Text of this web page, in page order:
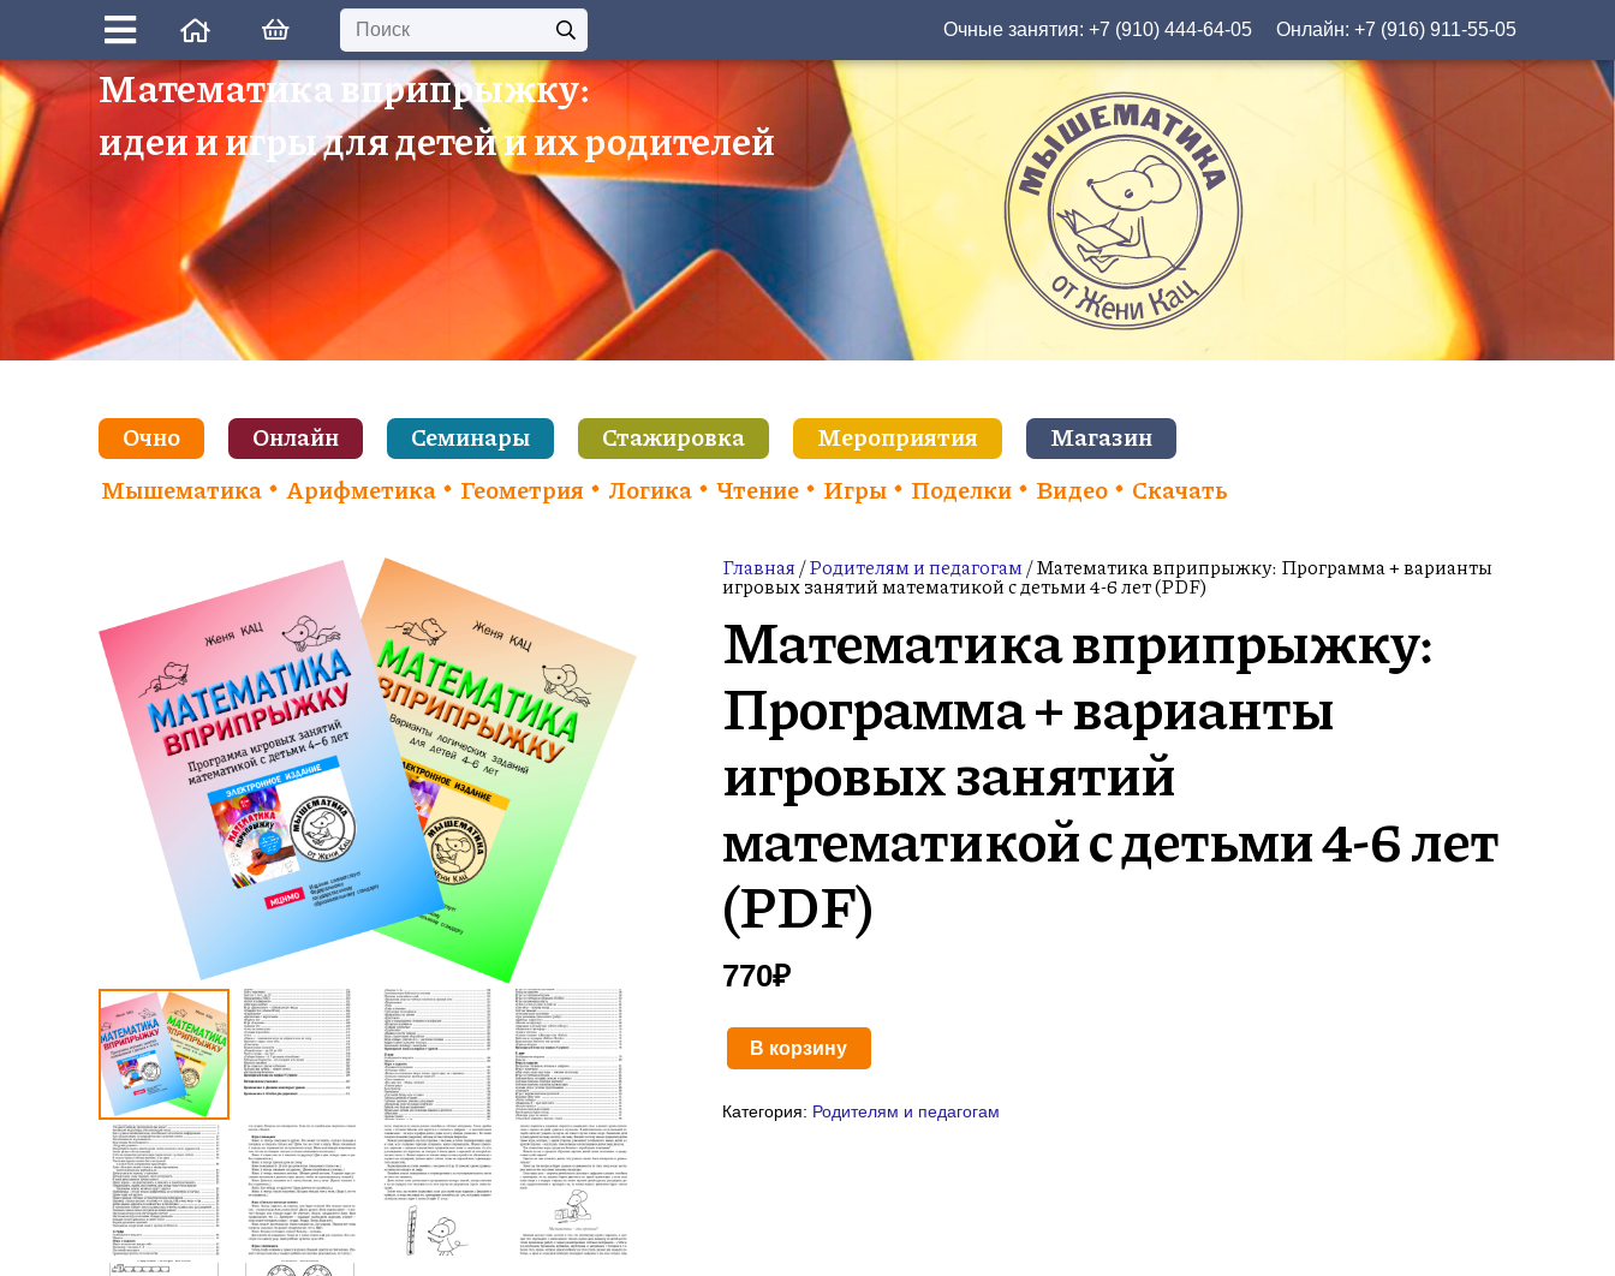
Очные занятия:+7 (910) 444-64-05 Онлайн:+7 (916) 911-55-05
Математика вприпрыжку:
идеи и игры для детей и их родителей
Очно Онлайн Семинары Стажировка Мероприятия
Магазин
Мышематика
Арифметика Геометрия Логика Чтение Игры Поделки Видео Скачать
Главная/Родителям и педагогам/ Математика вприпрыжку: Программа + варианты
игровых занятий математикой с детьми 4-6 лет (PDF)
Математика вприпрыжку:
Программа + варианты
игровых занятий
математикой с детьми 4-6 лет
(PDF)
770₽
Количество
Математика
В корзину
Категория: Родителям и педагогам